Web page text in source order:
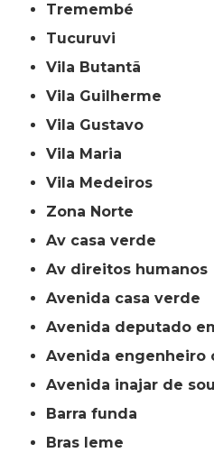
Tremembé
Tucuruvi
Vila Butantã
Vila Guilherme
Vila Gustavo
Vila Maria
Vila Medeiros
Zona Norte
av casa verde
av direitos humanos
avenida casa verde
avenida deputado
avenida engenheiro
avenida inajar de
barra funda
bras leme